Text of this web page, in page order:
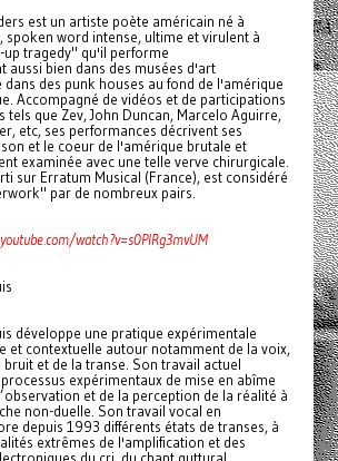
est un artiste poète américain né à
spoken word intense, ultime et virulent à
tragedy" qu'il performe
aussi bien dans des musées d'art
des punk houses au fond de l'amérique
Accompagné de vidéos et de participations
tels que Zev, John Duncan, Marcelo Aguirre,
etc, ses performances décrivent ses
et le coeur de l'amérique brutale et
examinée avec une telle verve chirurgicale.
sur Erratum Musical (France), est considéré
par de nombreux pairs.
watch?v=s0PIRg3mvUM
développe une pratique expérimentale
et contextuelle autour notamment de la voix,
bruit et de la transe. Son travail actuel
expérimentaux de mise en abîme
et de la perception de la réalité à
non-duelle. Son travail vocal en
depuis 1993 différents états de transes, à
extrêmes de l'amplification et des
du cri, du chant guttural,